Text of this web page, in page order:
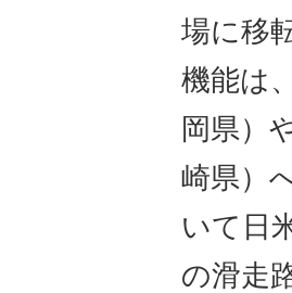
場に移
機能は
岡県）
崎県）
いて日
の滑走